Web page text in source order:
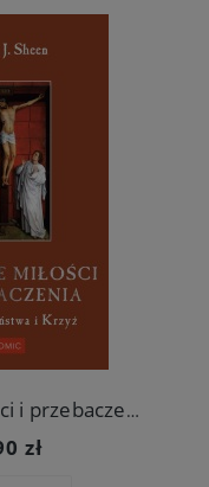
O sztuce miłości i przebaczenia. Błogosławieństwa i Krzyż
zł